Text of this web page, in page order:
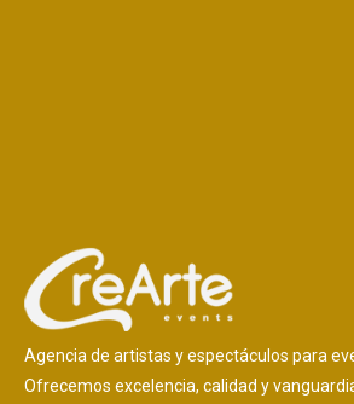
Agencia de artistas y espectáculos para
Ofrecemos excelencia, calidad y